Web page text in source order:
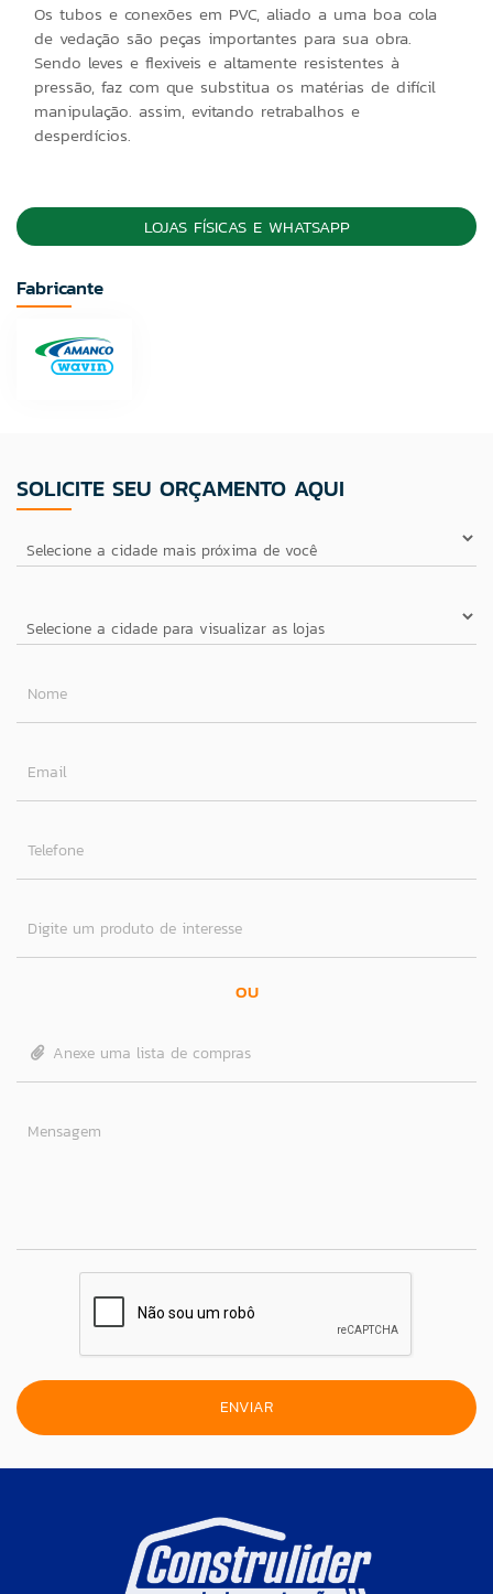
Os tubos e conexões em PVC, aliado a uma boa cola
de vedação são peças importantes para sua obra.
Sendo leves e flexiveis e altamente resistentes à
pressão, faz com que substitua os matérias de difícil
manipulação. assim, evitando retrabalhos e
desperdícios.
LOJAS FÍSICAS E WHATSAPP
Fabricante
SOLICITE SEU ORÇAMENTO AQUI
Nome
Email
Telefone
Digite um produto de interesse
OU
Anexe uma lista de compras
Mensagem